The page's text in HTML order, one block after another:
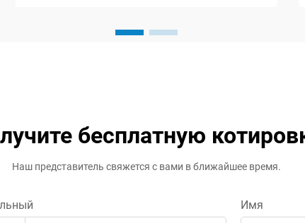
эффективность, надежность и
бесплатную
Наш представитель свяжется с вами в ближайшее время.
Имя